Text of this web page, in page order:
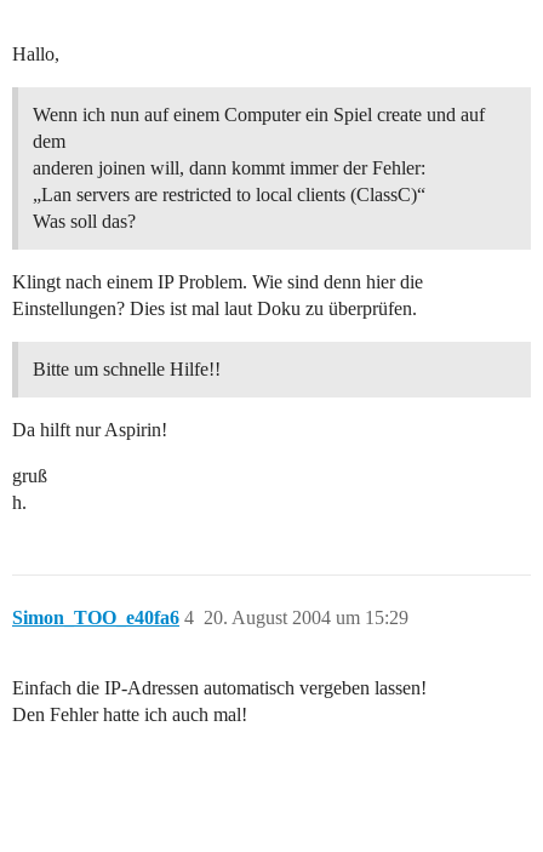
Hallo,
Wenn ich nun auf einem Computer ein Spiel create und auf
dem
anderen joinen will, dann kommt immer der Fehler:
„Lan servers are restricted to local clients (ClassC)“
Was soll das?
Klingt nach einem IP Problem. Wie sind denn hier die
Einstellungen? Dies ist mal laut Doku zu überprüfen.
Bitte um schnelle Hilfe!!
Da hilft nur Aspirin!
gruß
h.
Simon_TOO_e40fa6 20. August 2004 um 15:29
4
Einfach die IP-Adressen automatisch vergeben lassen!
Den Fehler hatte ich auch mal!